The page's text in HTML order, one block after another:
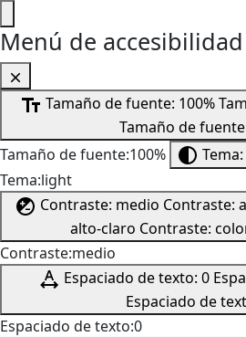
Menú de accesibilidad
Tamaño de fuente: 100%
Tamaño de
Tamaño de fuente:100%
Tema:light
Contraste: medio Contraste:
alto-claro Contraste:
Contraste:medio
Espaciado de texto: 0
Espaciado de
Espaciado de texto:0